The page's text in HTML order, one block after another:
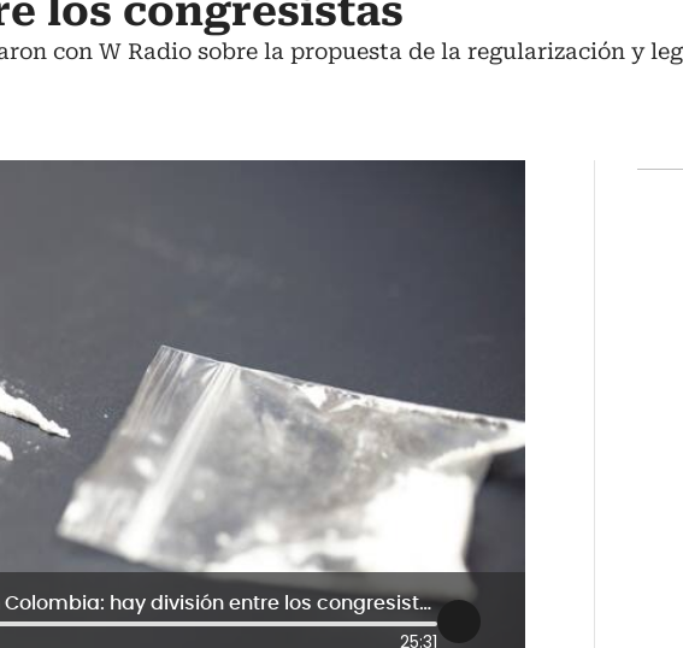
los congresistas
con W Radio sobre la propuesta de la regularización y
Regularización de la cocaína en Colombia: hay división entre los congresistas
25:31